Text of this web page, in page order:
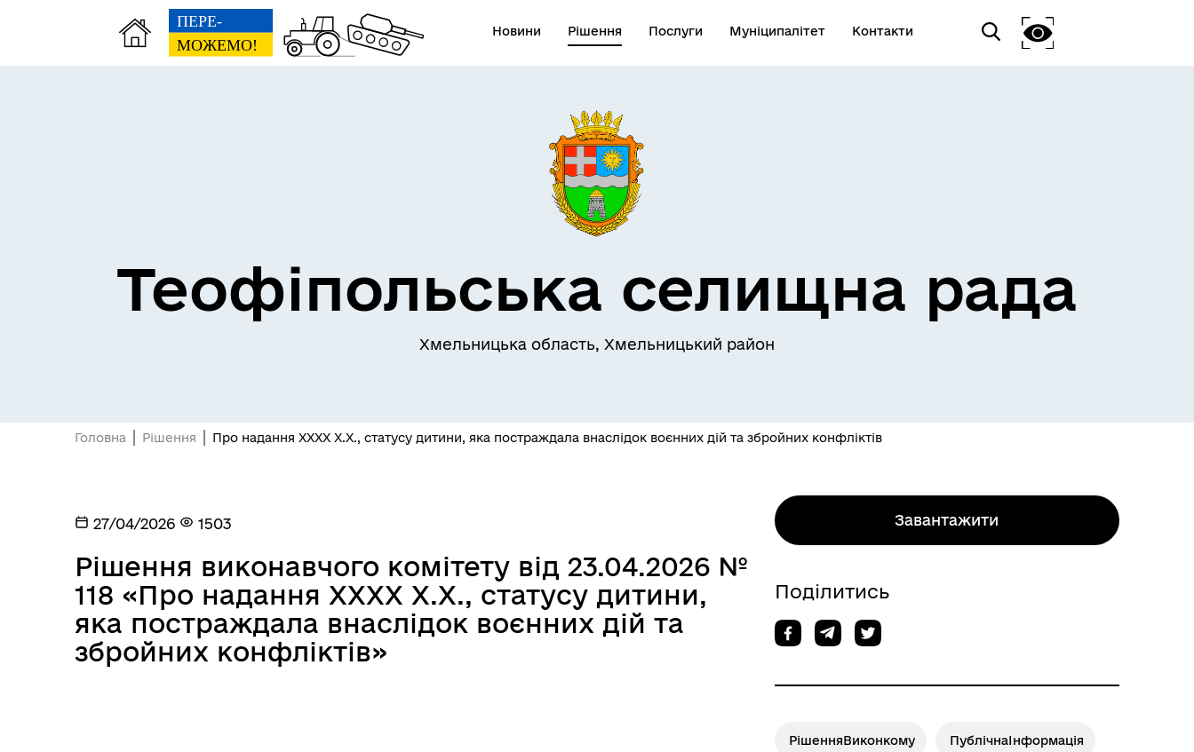
Новини Рішення Послуги Муніципалітет Контакти
Теофіпольська селищна рада
Хмельницька область, Хмельницький район
Головна Рішення Про надання ХХХХ Х.Х., статусу дитини, яка постраждала внаслідок воєнних дій та збройних конфліктів
27/04/2026 1503
Рішення виконавчого комітету від 23.04.2026 №
118 «Про надання ХХХХ Х.Х., статусу дитини,
яка постраждала внаслідок воєнних дій та
збройних конфліктів»
Завантажити
Поділитись
РішенняВиконкому ПублічнаІнформація